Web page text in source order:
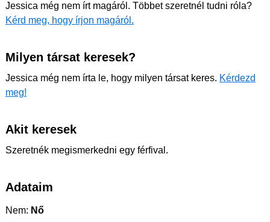
Jessica még nem írt magáról. Többet szeretnél tudni róla?
Kérd meg, hogy írjon magáról.
Milyen társat keresek?
Jessica még nem írta le, hogy milyen társat keres. Kérdezd
meg!
Akit keresek
Szeretnék megismerkedni egy férfival.
Adataim
Nem: Nő